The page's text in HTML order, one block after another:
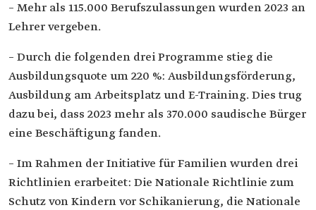
– Mehr als 115.000 Berufszulassungen wurden 2023 an
Lehrer vergeben.
– Durch die folgenden drei Programme stieg die
Ausbildungsquote um 220 %: Ausbildungsförderung,
Ausbildung am Arbeitsplatz und E-Training. Dies trug
dazu bei, dass 2023 mehr als 370.000 saudische Bürger
eine Beschäftigung fanden.
– Im Rahmen der Initiative für Familien wurden drei
Richtlinien erarbeitet: Die Nationale Richtlinie zum
Schutz von Kindern vor Schikanierung, die Nationale